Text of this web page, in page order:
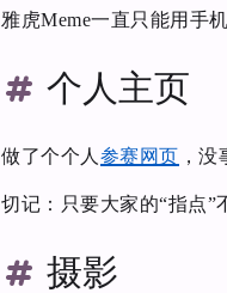
雅虎Meme一直只能用手
个人主页
做了个个人 参赛网页 ，
切记：只要大家的“指点”
摄影